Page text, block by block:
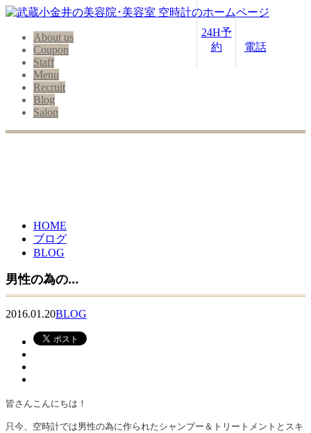
24H予
約
電話
About us
Coupon
Staff
Menu
Recruit
Blog
Salon
HOME
ブログ
BLOG
男性の為の…
2016.01.20BLOG
皆さんこんにちは！
只今、空時計では男性の為に作られたシャンプー＆トリートメントとスキ